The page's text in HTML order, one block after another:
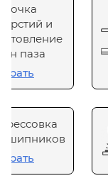
и
паза